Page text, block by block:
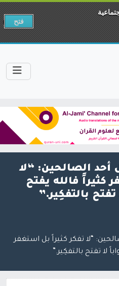
أحد الصالحين: “لا
كثيراً فالله يفتح
تفتح بالتفكِير.”
“لا تفكر كثيراً بل استغفر
لا تفتح بالتفكِير.”
فتح